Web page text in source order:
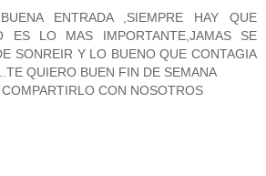
ENTRADA ,SIEMPRE HAY QUE
ES LO MAS IMPORTANTE,JAMAS SE
SONREIR Y LO BUENO QUE CONTAGIA
QUIERO BUEN FIN DE SEMANA
CON NOSOTROS